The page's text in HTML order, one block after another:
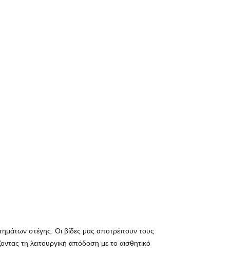
στέγης. Οι βίδες μας αποτρέπουν τους
τη λειτουργική απόδοση με το αισθητικό